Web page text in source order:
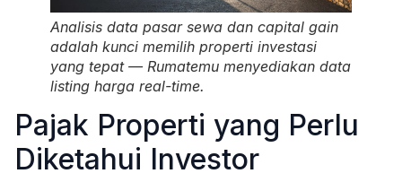
Analisis data pasar sewa dan capital gain
adalah kunci memilih properti investasi
yang tepat — Rumatemu menyediakan data
listing harga real-time.
Pajak Properti yang Perlu
Diketahui Investor